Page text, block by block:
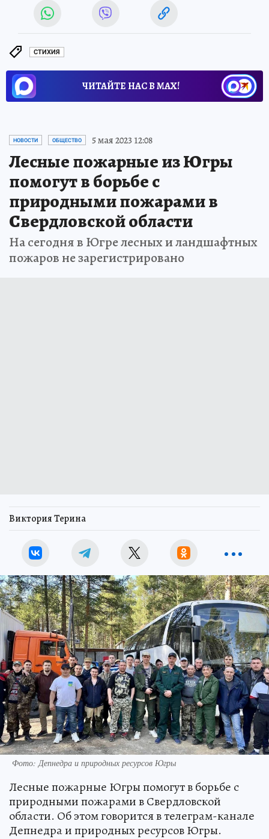
СТИХИЯ
ЧИТАЙТЕ НАС В МАХ!
НОВОСТИ ОБЩЕСТВО 5 мая 2023 12:08
Лесные пожарные из Югры
помогут в борьбе с
природными пожарами в
Свердловской области
На сегодня в Югре лесных и ландшафтных
пожаров не зарегистрировано
Виктория Терина
Фото: Депнедра и природных ресурсов Югры
Лесные пожарные Югры помогут в борьбе с
природными пожарами в Свердловской
области. Об этом говорится в телеграм-канале
Депнедра и природных ресурсов Югры.